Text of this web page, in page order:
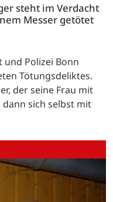
steht im Verdacht
Messer getötet
und Polizei Bonn
Tötungsdeliktes.
der seine Frau mit
sich selbst mit